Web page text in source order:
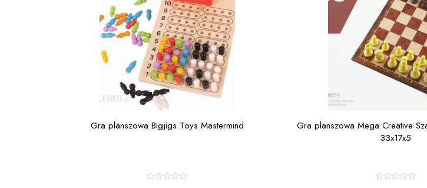
Gra planszowa Bigjigs Toys Mastermind
Gra planszowa Mega Creative
33x17x5